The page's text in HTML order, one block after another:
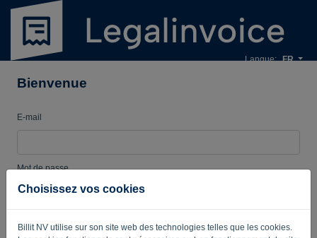
Choisissez vos cookies
Billit NV utilise sur son site web des technologies telles que les cookies.
Langue: FR
Bienvenue
E-mail
Mot de passe
Enregistrer mes identifiants Mot de passe oublié?